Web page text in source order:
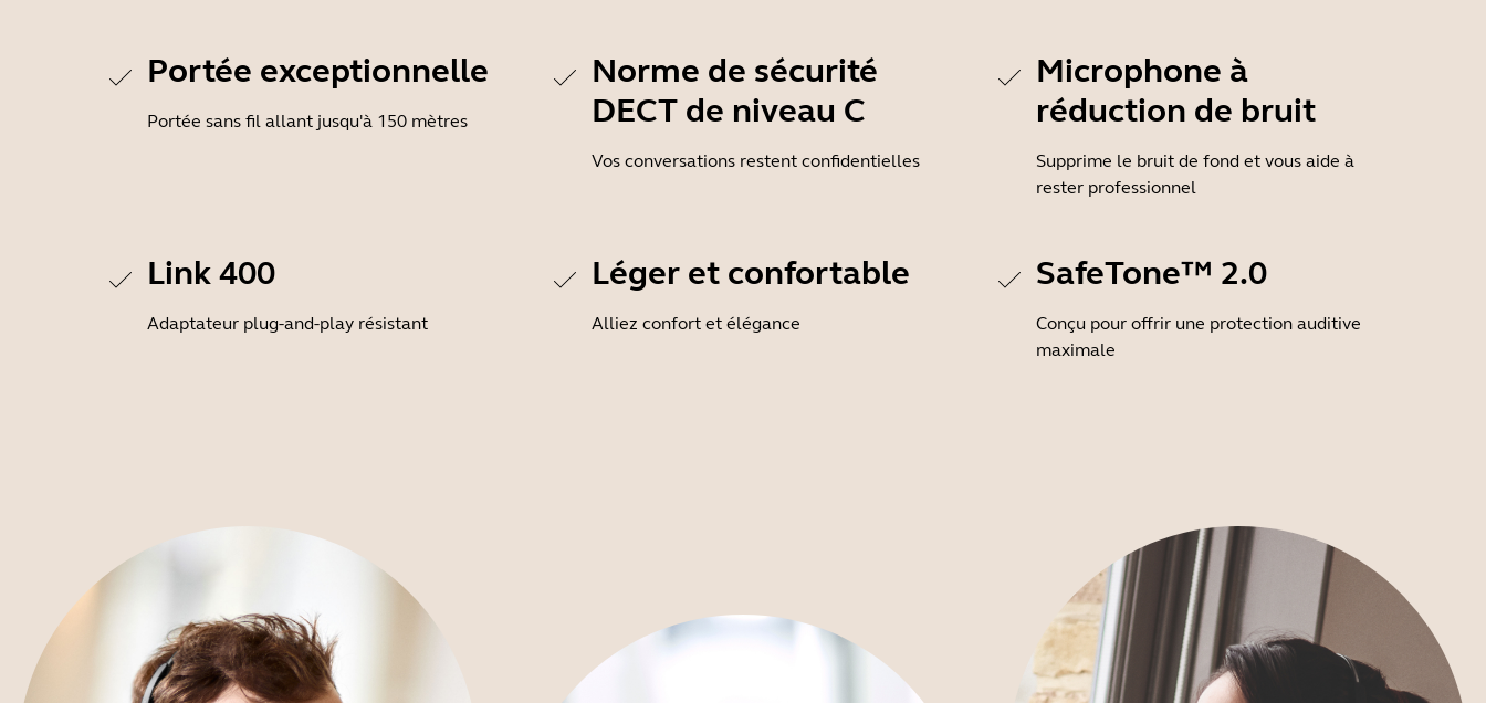
Portée exceptionnelle
Portée sans fil allant jusqu'à 150 mètres
Norme de sécurité
DECT de niveau C
Vos conversations restent confidentielles
Microphone à
réduction de bruit
Supprime le bruit de fond et vous aide à
rester professionnel
Link 400
Adaptateur plug-and-play résistant
Léger et confortable
Alliez confort et élégance
SafeTone™ 2.0
Conçu pour offrir une protection auditive
maximale